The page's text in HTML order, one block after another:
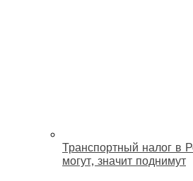
Транспортный налог в
могут, значит поднимут